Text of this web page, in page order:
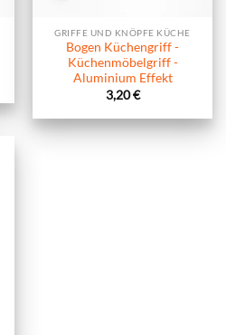
GRIFFE UND KNÖPFE KÜCHE
Bogen Küchengriff -
Küchenmöbelgriff -
Aluminium Effekt
3,20€